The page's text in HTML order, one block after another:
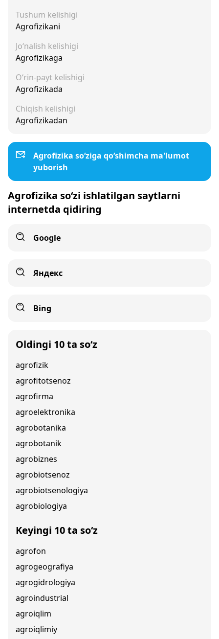
Tushum kelishigi
Agrofizikani
Jo‘nalish kelishigi
Agrofizikaga
O‘rin-payt kelishigi
Agrofizikada
Chiqish kelishigi
Agrofizikadan
Agrofizika so‘ziga qo‘shimcha ma'lumot
yuborish
Agrofizika so‘zi ishlatilgan saytlarni
internetda qidiring
Google
Яндекс
Bing
Oldingi 10 ta so‘z
agrofizik
agrofitotsenoz
agrofirma
agroelektronika
agrobotanika
agrobotanik
agrobiznes
agrobiotsenoz
agrobiotsenologiya
agrobiologiya
Keyingi 10 ta so‘z
agrofon
agrogeografiya
agrogidrologiya
agroindustrial
agroiqlim
agroiqlimiy